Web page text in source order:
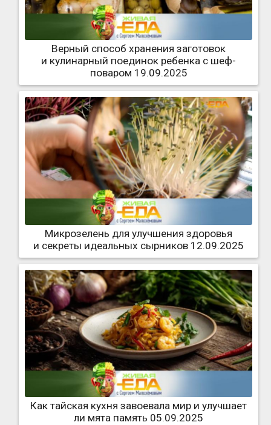
Верный способ хранения заготовок
и кулинарный поединок ребенка с шеф-
поваром 19.09.2025
Микрозелень для улучшения здоровья
и секреты идеальных сырников 12.09.2025
Как тайская кухня завоевала мир и улучшает
ли мята память 05.09.2025